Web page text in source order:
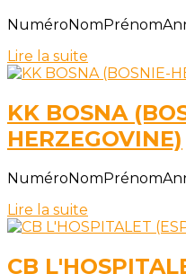
Lire la suite
KK BOSNA
HERZEGOVINE)
Lire la suite
CB